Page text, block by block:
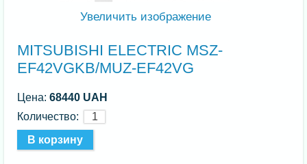
Увеличить изображение
MITSUBISHI ELECTRIC MSZ-
EF42VGKB/MUZ-EF42VG
Цена:68440 UAH
Количество: